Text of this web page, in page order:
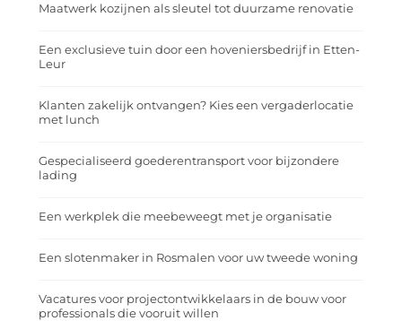
Maatwerk kozijnen als sleutel tot duurzame renovatie
Een exclusieve tuin door een hoveniersbedrijf in Etten-
Leur
Klanten zakelijk ontvangen? Kies een vergaderlocatie
met lunch
Gespecialiseerd goederentransport voor bijzondere
lading
Een werkplek die meebeweegt met je organisatie
Een slotenmaker in Rosmalen voor uw tweede woning
Vacatures voor projectontwikkelaars in de bouw voor
professionals die vooruit willen